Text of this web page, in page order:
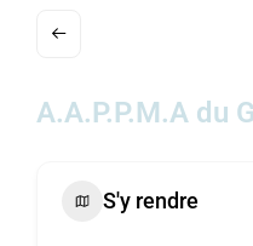
ACTUALITÉS
A.A.P.P.M.A du
S'y rendre